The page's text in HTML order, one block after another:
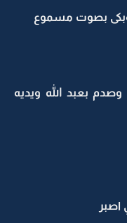
وبكى بصوت مسموع
بعبد الله ويديه
اصبر